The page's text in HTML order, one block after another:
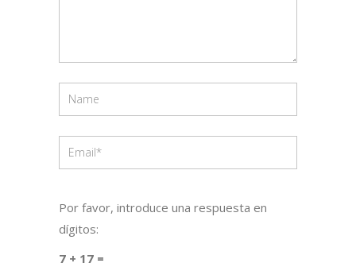
Por favor, introduce una respuesta en
dígitos:
7 + 17 =